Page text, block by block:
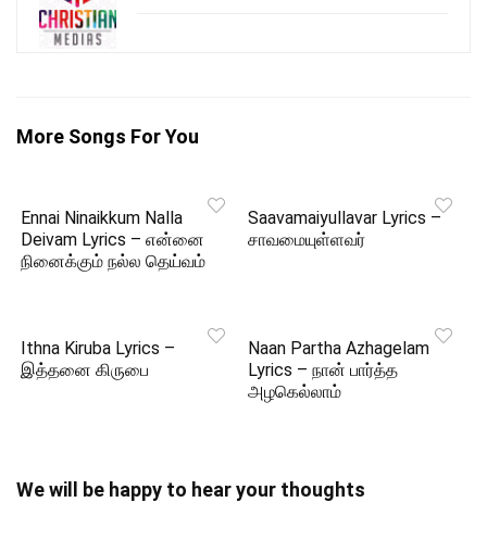
More Songs For You
Ennai Ninaikkum Nalla
Deivam Lyrics – என்னை
நினைக்கும் நல்ல தெய்வம்
Saavamaiyullavar Lyrics –
சாவமையுள்ளவர்
Ithna Kiruba Lyrics –
இத்தனை கிருபை
Naan Partha Azhagelam
Lyrics – நான் பார்த்த
அழகெல்லாம்
We will be happy to hear your thoughts